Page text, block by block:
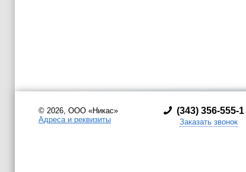
© 2026, ООО «Никас»
Адреса и реквизиты
(343) 356-555-1
Заказать звонок